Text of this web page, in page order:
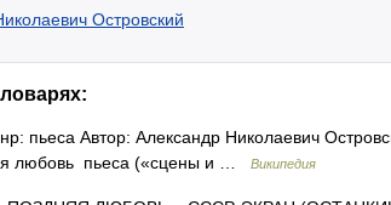
Островский
пьеса Автор: Александр Николаевич
любовь пьеса («сцены и …
Википедия